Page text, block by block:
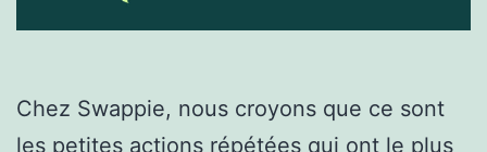
Chez Swappie, nous croyons que ce sont
les petites actions répétées qui ont le plus